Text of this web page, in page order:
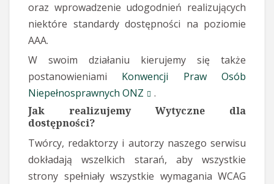
oraz wprowadzenie udogodnień realizujących
niektóre standardy dostępności na poziomie
AAA.
W swoim działaniu kierujemy się także
postanowieniami Konwencji Praw Osób
Niepełnosprawnych ONZ
.
Jak realizujemy Wytyczne dla
dostępności?
Twórcy, redaktorzy i autorzy naszego serwisu
dokładają wszelkich starań, aby wszystkie
strony spełniały wszystkie wymagania WCAG